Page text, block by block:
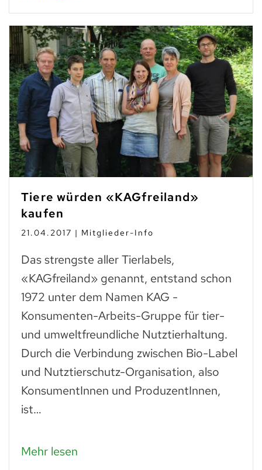
Tiere würden «KAGfreiland»
kaufen
21.04.2017 | Mitglieder-Info
Das strengste aller Tierlabels,
«KAGfreiland» genannt, entstand schon
1972 unter dem Namen KAG -
Konsumenten-Arbeits-Gruppe für tier-
und umweltfreundliche Nutztierhaltung.
Durch die Verbindung zwischen Bio-Label
und Nutztierschutz-Organisation, also
KonsumentInnen und ProduzentInnen,
ist…
Mehr lesen